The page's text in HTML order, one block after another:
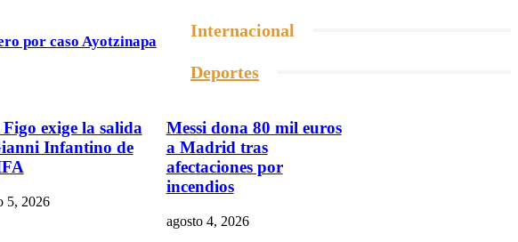
por caso Ayotzinapa
Internacional
Deportes
exige la salida
Infantino de
5, 2026
Messi dona 80 mil euros
a Madrid tras
afectaciones por
incendios
agosto 4, 2026